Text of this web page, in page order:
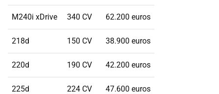
M240i xDrive 340 CV 62.200 euros
218d 150 CV 38.900 euros
220d 190 CV 42.200 euros
225d 224 CV 47.600 euros